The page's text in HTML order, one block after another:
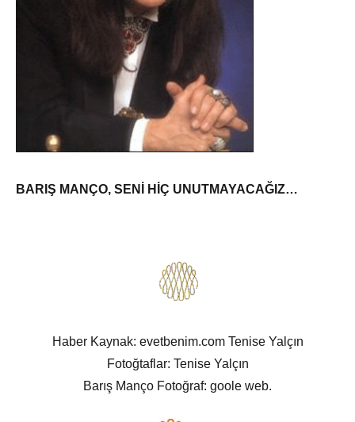
BARIŞ MANÇO, SENİ HİÇ UNUTMAYACAĞIZ…
Haber Kaynak: evetbenim.com Tenise Yalçın
Fotoğtaflar: Tenise Yalçın
Barış Manço Fotoğraf: goole web.